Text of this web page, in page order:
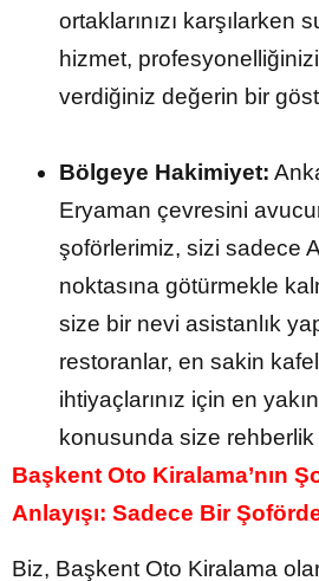
ortaklarınızı karşılarken
hizmet,
verdiğiniz değerin bir
Bölgeye Hakimiyet:
Eryaman çevresini
şoförlerimiz, sizi sadece
noktasına götürmekle
size bir nevi asistanlık
restoranlar, en sakin
ihtiyaçlarınız için en
konusunda size rehberlik
Başkent Oto Kiralama’nın
Anlayışı: Sadece Bir
Biz, Başkent Oto Kiralama